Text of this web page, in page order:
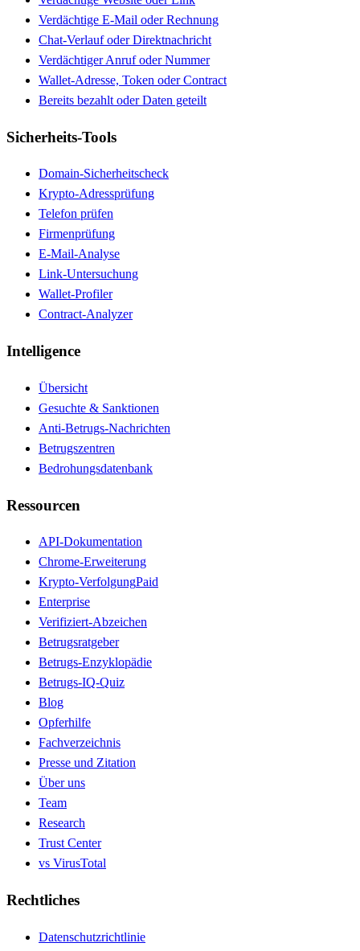
Verdächtige E-Mail oder Rechnung
Chat-Verlauf oder Direktnachricht
Verdächtiger Anruf oder Nummer
Wallet-Adresse, Token oder Contract
Bereits bezahlt oder Daten geteilt
Sicherheits-Tools
Domain-Sicherheitscheck
Krypto-Adressprüfung
Telefon prüfen
Firmenprüfung
E-Mail-Analyse
Link-Untersuchung
Wallet-Profiler
Contract-Analyzer
Intelligence
Übersicht
Gesuchte & Sanktionen
Anti-Betrugs-Nachrichten
Betrugszentren
Bedrohungsdatenbank
Ressourcen
API-Dokumentation
Chrome-Erweiterung
Krypto-VerfolgungPaid
Enterprise
Verifiziert-Abzeichen
Betrugsratgeber
Betrugs-Enzyklopädie
Betrugs-IQ-Quiz
Blog
Opferhilfe
Fachverzeichnis
Presse und Zitation
Über uns
Team
Research
Trust Center
vs VirusTotal
Rechtliches
Datenschutzrichtlinie